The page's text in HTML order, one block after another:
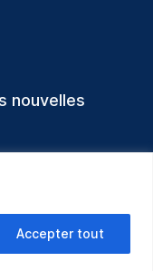
Accepter tout
nouvelles